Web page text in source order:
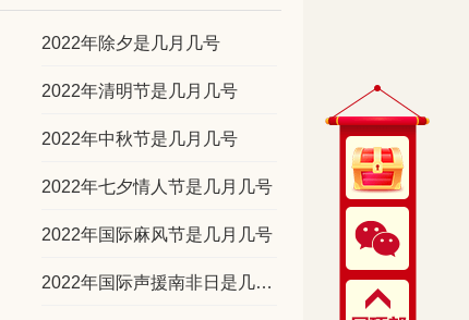
2022年除夕是几月几号
2022年清明节是几月几号
2022年中秋节是几月几号
2022年七夕情人节是几月几号
2022年国际麻风节是几月几号
2022年国际声援南非日是几月几号